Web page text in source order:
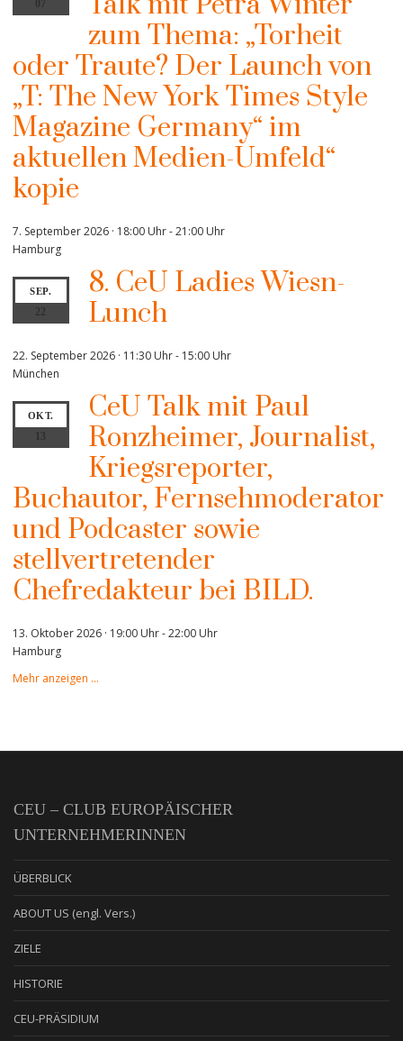
07
zum Thema: „Torheit
oder Traute? Der Launch von
„T: The New York Times Style
Magazine Germany“ im
aktuellen Medien-Umfeld“
kopie
7. September 2026 · 18:00 Uhr-21:00 Uhr
Hamburg
SEP.
22
8. CeU Ladies Wiesn-
Lunch
22. September 2026 · 11:30 Uhr- 15:00 Uhr
München
OKT.
CeU Talk mit Paul
Ronzheimer, Journalist,
Kriegsreporter,
Buchautor, Fernsehmoderator
und Podcaster sowie
stellvertretender
Chefredakteur bei BILD.
13. Oktober 2026 · 19:00 Uhr-22:00 Uhr
Hamburg
Mehr anzeigen …
CEU – CLUB EUROPÄISCHER
UNTERNEHMERINNEN
ÜBERBLICK
ABOUT US (engl. Vers.)
ZIELE
HISTORIE
CEU-PRÄSIDIUM